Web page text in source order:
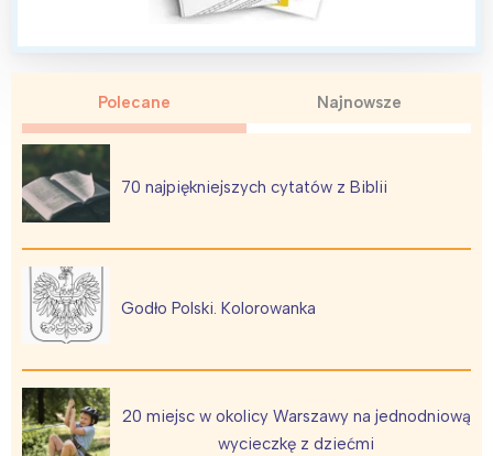
Polecane Najnowsze
70 najpiękniejszych cytatów z Biblii
Godło Polski. Kolorowanka
20 miejsc w okolicy Warszawy na jednodniową
wycieczkę z dziećmi
Interesują mnie wydarzenia z
Warszawa
Łódź
Trójmiasto
Poznań
Kraków
Wybieram